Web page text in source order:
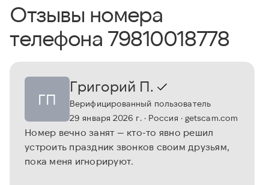
Отзывы номера
телефона 79810018778
ГП
Григорий П.
Верифицированный пользователь
29 января 2026 г.· Россия · getscam.com
Номер вечно занят — кто-то явно решил
устроить праздник звонков своим друзьям,
пока меня игнорируют.